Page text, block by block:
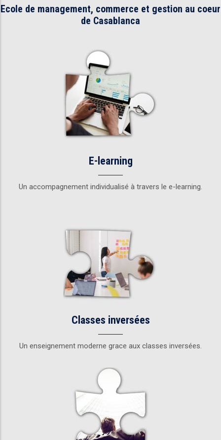
Ecole de management, commerce et gestion au coeur
de Casablanca
E-learning
Un accompagnement individualisé à travers le e-learning.
Classes inversées
Un enseignement moderne grace aux classes inversées.